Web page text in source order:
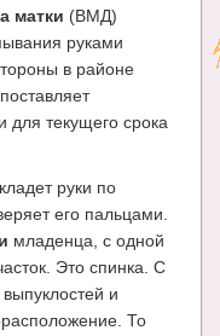
матки (ВМД)
руками
в районе
текущего срока
руки по
его пальцами.
младенца, с одной
Это спинка. С
и
То